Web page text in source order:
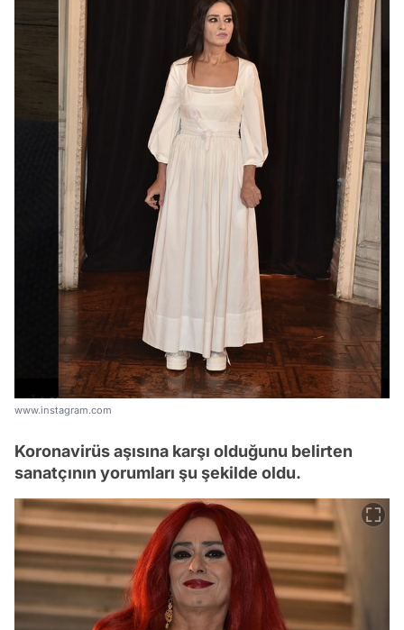
www.instagram.com
Koronavirüs aşısına karşı olduğunu belirten
sanatçının yorumları şu şekilde oldu.